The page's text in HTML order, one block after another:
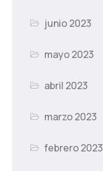
junio 2023
mayo 2023
abril 2023
marzo 2023
febrero 2023